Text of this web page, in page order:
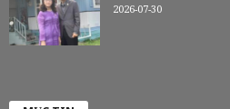
2026-07-30